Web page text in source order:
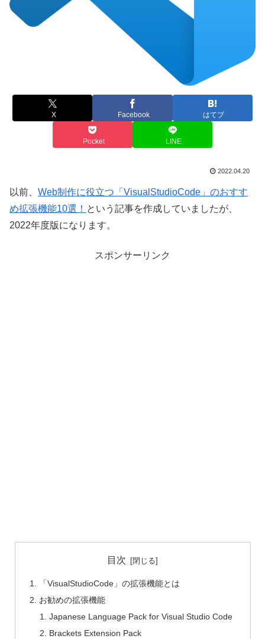
X Facebook はてブ
Pocket LINE
2022.04.20
以前、 Web制作に役立つ「VisualStudioCode」のおすす
め拡張機能10選！ という記事を作成していましたが、
2022年度版になります。
スポンサーリンク
目次
「VisualStudioCode」の拡張機能とは
お勧めの拡張機能
Japanese Language Pack for Visual Studio Code
Brackets Extension Pack